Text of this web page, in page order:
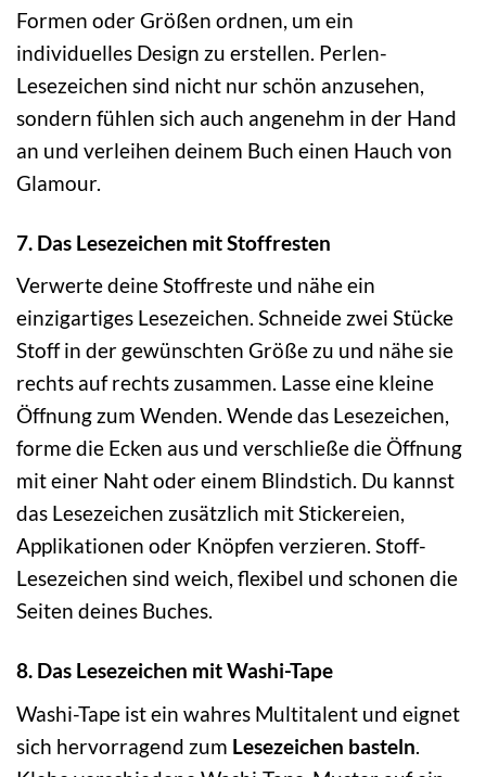
Formen oder Größen ordnen, um ein
individuelles Design zu erstellen. Perlen-
Lesezeichen sind nicht nur schön anzusehen,
sondern fühlen sich auch angenehm in der Hand
an und verleihen deinem Buch einen Hauch von
Glamour.
7. Das Lesezeichen mit Stoffresten
Verwerte deine Stoffreste und nähe ein
einzigartiges Lesezeichen. Schneide zwei Stücke
Stoff in der gewünschten Größe zu und nähe sie
rechts auf rechts zusammen. Lasse eine kleine
Öffnung zum Wenden. Wende das Lesezeichen,
forme die Ecken aus und verschließe die Öffnung
mit einer Naht oder einem Blindstich. Du kannst
das Lesezeichen zusätzlich mit Stickereien,
Applikationen oder Knöpfen verzieren. Stoff-
Lesezeichen sind weich, flexibel und schonen die
Seiten deines Buches.
8. Das Lesezeichen mit Washi-Tape
Washi-Tape ist ein wahres Multitalent und eignet
sich hervorragend zum Lesezeichen basteln.